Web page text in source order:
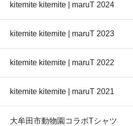
kitemite kitemite | maruT 2024
kitemite kitemite | maruT 2023
kitemite kitemite | maruT 2022
kitemite kitemite | maruT 2021
大牟田市動物園コラボTシャツ